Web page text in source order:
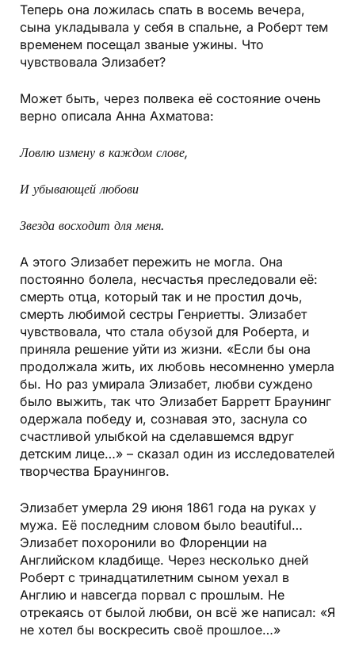
Теперь она ложилась спать в восемь вечера,
сына укладывала у себя в спальне, а Роберт тем
временем посещал званые ужины. Что
чувствовала Элизабет?
Может быть, через полвека её состояние очень
верно описала Анна Ахматова:
Ловлю измену в каждом слове,
И убывающей любови
Звезда восходит для меня.
А этого Элизабет пережить не могла. Она
постоянно болела, несчастья преследовали её:
смерть отца, который так и не простил дочь,
смерть любимой сестры Генриетты. Элизабет
чувствовала, что стала обузой для Роберта, и
приняла решение уйти из жизни. «Если бы она
продолжала жить, их любовь несомненно умерла
бы. Но раз умирала Элизабет, любви суждено
было выжить, так что Элизабет Барретт Браунинг
одержала победу и, сознавая это, заснула со
счастливой улыбкой на сделавшемся вдруг
детским лице…» – сказал один из исследователей
творчества Браунингов.
Элизабет умерла 29 июня 1861 года на руках у
мужа. Её последним словом было beautiful…
Элизабет похоронили во Флоренции на
Английском кладбище. Через несколько дней
Роберт с тринадцатилетним сыном уехал в
Англию и навсегда порвал с прошлым. Не
отрекаясь от былой любви, он всё же написал: «Я
не хотел бы воскресить своё прошлое…»